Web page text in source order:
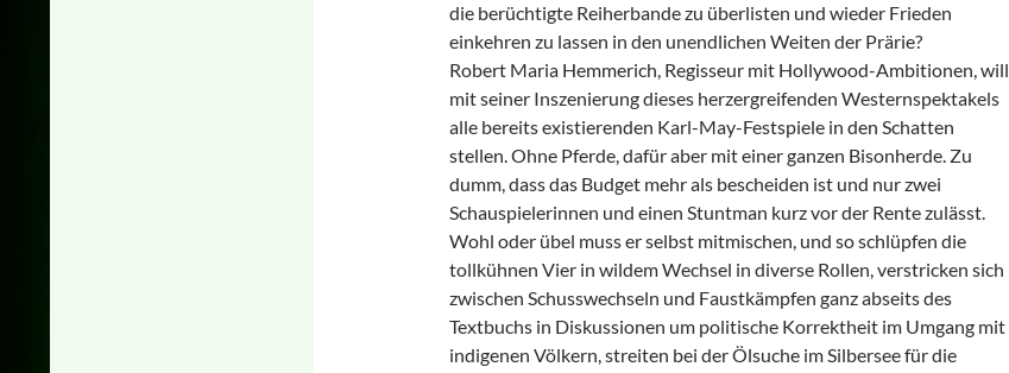
die berüchtigte Reiherbande zu überlisten und wieder Frieden
einkehren zu lassen in den unendlichen Weiten der Prärie?
Robert Maria Hemmerich, Regisseur mit Hollywood-Ambitionen, will
mit seiner Inszenierung dieses herzergreifenden Westernspektakels
alle bereits existierenden Karl-May-Festspiele in den Schatten
stellen. Ohne Pferde, dafür aber mit einer ganzen Bisonherde. Zu
dumm, dass das Budget mehr als bescheiden ist und nur zwei
Schauspielerinnen und einen Stuntman kurz vor der Rente zulässt.
Wohl oder übel muss er selbst mitmischen, und so schlüpfen die
tollkühnen Vier in wildem Wechsel in diverse Rollen, verstricken sich
zwischen Schusswechseln und Faustkämpfen ganz abseits des
Textbuchs in Diskussionen um politische Korrektheit im Umgang mit
indigenen Völkern, streiten bei der Ölsuche im Silbersee für die